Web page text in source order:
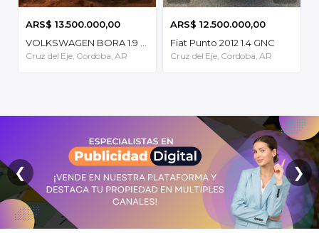
ARS$ 13.500.000,00
Cruz del Eje, Cordoba, AR
ARS$ 12.500.000,00
Fiat Punto 2012 1.4 GNC
Cruz del Eje, Cordoba, AR
❮ ❯